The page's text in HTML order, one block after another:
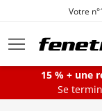
ventes de menuiseries
Fenêtres
15 % + une
Se